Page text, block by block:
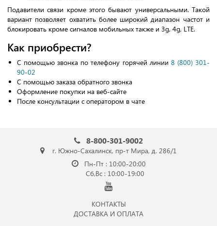
Подавители связи кроме этого бывают универсальными. Такой
вариант позволяет охватить более широкий диапазон частот и
блокировать кроме сигналов мобильных также и 3g, 4g, LTE.
Как приобрести?
С помощью звонка по телефону горячей линии 8 (800) 301-
90-02
С помощью заказа обратного звонка
Оформление покупки на веб-сайте
После консультации с оператором в чате
8-800-301-9002
г. Южно-Сахалинск, пр-т Мира, д. 286/1
Пн-Пт : 10:00-20:00
Сб,Вс : 10:00-19:00
КОНТАКТЫ
ДОСТАВКА И ОПЛАТА